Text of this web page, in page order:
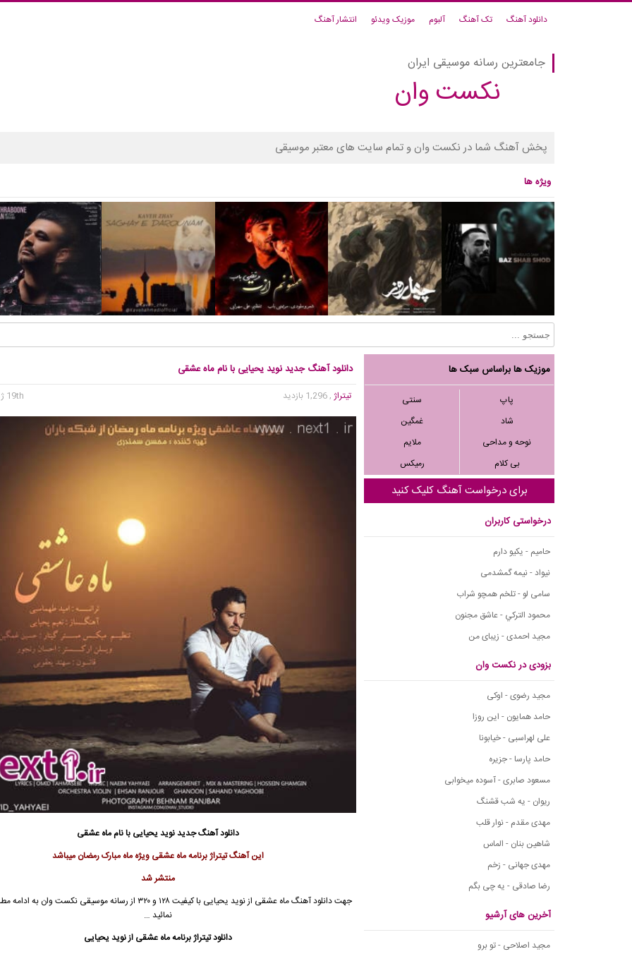
دانلود آهنگ تک آهنگ آلبوم موزیک ویدئو انتشار آهنگ
جامعترین رسانه موسیقی ایران
نکست وان
پخش آهنگ شما در نکست وان و تمام سایت های معتبر موسیقی
ویژه ها
موزیک ها براساس سبک ها
پاپ
سنتی
شاد
غمگین
نوحه و مداحی
ملایم
بی کلام
رمیکس
برای درخواست آهنگ کلیک کنید
درخواستی کاربران
حامیم - یکیو دارم
نیواد - نیمه گمشدمی
سامی لو - تلخم همچو شراب
محمود التركي - عاشق مجنون
مجید احمدی - زیبای من
بزودی در نکست وان
مجید رضوی - اوکی
حامد همایون - این روزا
علی لهراسبی - خیابونا
حامد پارسا - جزیره
مسعود صابری - آسوده میخوابی
ریوان - یه شب قشنگ
مهدی مقدم - نوار قلب
شاهین بنان - الماس
مهدی جهانی - زخم
رضا صادقی - یه چی بگم
آخرین های آرشیو
مجید اصلاحی - تو برو
دانلود آهنگ جدید نوید یحیایی با نام ماه عشقی
تیتراژ , 1,296 بازدید 19th ژوئن 2015
دانلود آهنگ جدیدنوید یحیایی با نامماه عشقی
این آهنگ تیتراژ برنامه ماه عشقی ویژه ماه مبارک رمضان میباشد
منتشر شد
جهت دانلود آهنگ ماه عشقی ازنوید یحیایی
با کیفیت ۱۲۸ و ۳۲۰ از رسانه موسیقی نکست وان به
نمائید …
دانلود تیتراژ برنامه ماه عشقی از نوید یحیایی